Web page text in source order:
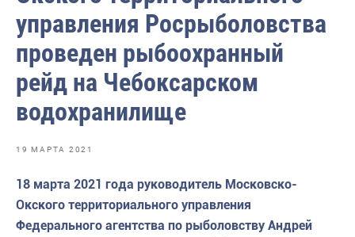
Волго-Каспийское
Восточно-Сибирское
Енисейское
Охотское
Приморское
управления Росрыболовства
проведен рыбоохранный
рейд на Чебоксарском
водохранилище
19 МАРТА 2021
18 марта 2021 года руководитель Московско-
Окского территориального управления
Федерального агентства по рыболовству Андрей